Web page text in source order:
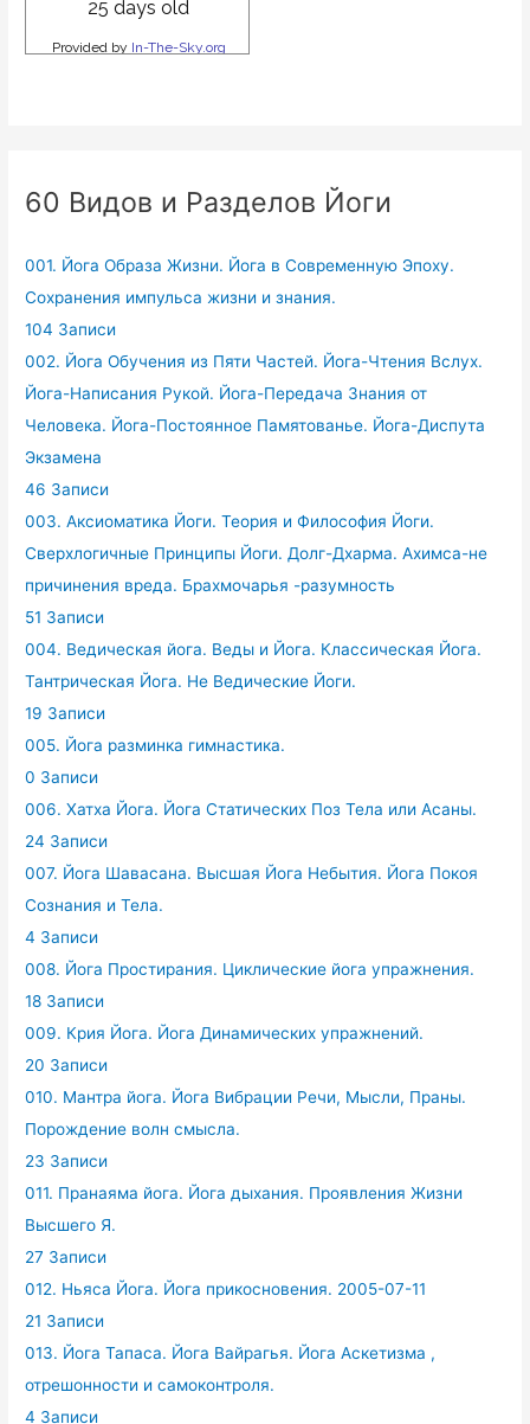
60 Видов и Разделов Йоги
001. Йога Образа Жизни. Йога в Современную Эпоху.
Сохранения импульса жизни и знания.
104 Записи
002. Йога Обучения из Пяти Частей. Йога-Чтения Вслух.
Йога-Написания Рукой. Йога-Передача Знания от
Человека. Йога-Постоянное Памятованье. Йога-Диспута
Экзамена
46 Записи
003. Аксиоматика Йоги. Теория и Философия Йоги.
Сверхлогичные Принципы Йоги. Долг-Дхарма. Ахимса-не
причинения вреда. Брахмочарья -разумность
51 Записи
004. Ведическая йога. Веды и Йога. Классическая Йога.
Тантрическая Йога. Не Ведические Йоги.
19 Записи
005. Йога разминка гимнастика.
0 Записи
006. Хатха Йога. Йога Статических Поз Тела или Асаны.
24 Записи
007. Йога Шавасана. Высшая Йога Небытия. Йога Покоя
Сознания и Тела.
4 Записи
008. Йога Простирания. Циклические йога упражнения.
18 Записи
009. Крия Йога. Йога Динамических упражнений.
20 Записи
010. Мантра йога. Йога Вибрации Речи, Мысли, Праны.
Порождение волн смысла.
23 Записи
011. Пранаяма йога. Йога дыхания. Проявления Жизни
Высшего Я.
27 Записи
012. Ньяса Йога. Йога прикосновения. 2005-07-11
21 Записи
013. Йога Тапаса. Йога Вайрагья. Йога Аскетизма ,
отрешонности и самоконтроля.
4 Записи